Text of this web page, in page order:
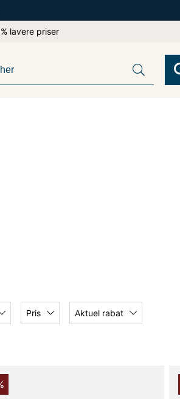
lavere priser
Pris Aktuel rabat